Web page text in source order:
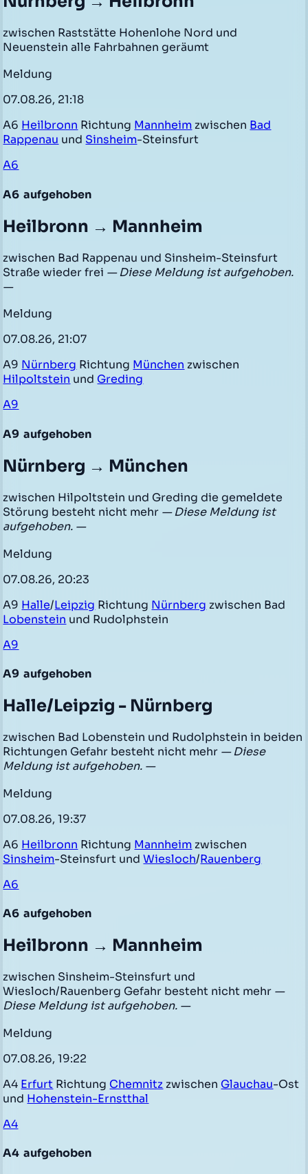
zwischen Raststätte Hohenlohe Nord und
Neuenstein alle Fahrbahnen geräumt
Meldung
07.08.26, 21:18
A6 Heilbronn Richtung Mannheim zwischen Bad
Rappenau und Sinsheim-Steinsfurt
A6
A6 aufgehoben
Heilbronn → Mannheim
zwischen Bad Rappenau und Sinsheim-Steinsfurt
Straße wieder frei — Diese Meldung ist aufgehoben.
—
Meldung
07.08.26, 21:07
A9 Nürnberg Richtung München zwischen
Hilpoltstein und Greding
A9
A9 aufgehoben
Nürnberg → München
zwischen Hilpoltstein und Greding die gemeldete
Störung besteht nicht mehr — Diese Meldung ist
aufgehoben. —
Meldung
07.08.26, 20:23
A9 Halle/Leipzig Richtung Nürnberg zwischen Bad
Lobenstein und Rudolphstein
A9
A9 aufgehoben
Halle/Leipzig - Nürnberg
zwischen Bad Lobenstein und Rudolphstein in beiden
Richtungen Gefahr besteht nicht mehr — Diese
Meldung ist aufgehoben. —
Meldung
07.08.26, 19:37
A6 Heilbronn Richtung Mannheim zwischen
Sinsheim-Steinsfurt undWiesloch/Rauenberg
A6
A6 aufgehoben
Heilbronn → Mannheim
zwischen Sinsheim-Steinsfurt und
Wiesloch/Rauenberg Gefahr besteht nicht mehr —
Diese Meldung ist aufgehoben. —
Meldung
07.08.26, 19:22
A4 Erfurt Richtung Chemnitz zwischen Glauchau-Ost
und Hohenstein-Ernstthal
A4
A4 aufgehoben